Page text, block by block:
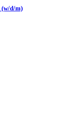
(w/d/m)